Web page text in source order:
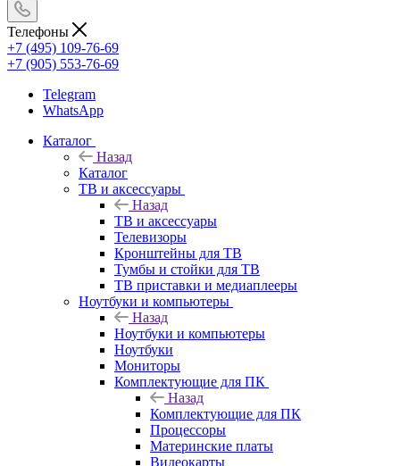
Телефоны
+7 (495) 109-76-69
+7 (905) 553-76-69
Telegram
WhatsApp
Каталог
Назад
Каталог
ТВ и аксессуары
Назад
ТВ и аксессуары
Телевизоры
Кронштейны для ТВ
Тумбы и стойки для ТВ
ТВ приставки и медиаплееры
Ноутбуки и компьютеры
Назад
Ноутбуки и компьютеры
Ноутбуки
Мониторы
Комплектующие для ПК
Назад
Комплектующие для ПК
Процессоры
Материнские платы
Видеокарты